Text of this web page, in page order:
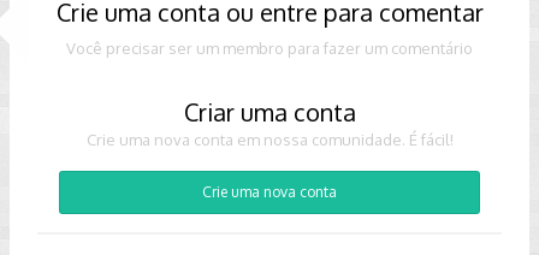
Crie uma conta ou entre para comentar
Você precisar ser um membro para fazer um comentário
Criar uma conta
Crie uma nova conta em nossa comunidade. É fácil!
Crie uma nova conta